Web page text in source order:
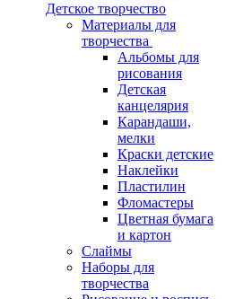
Детское творчество
Материалы для
творчества
Альбомы для
рисования
Детская
канцелярия
Карандаши,
мелки
Краски детские
Наклейки
Пластилин
Фломастеры
Цветная бумага
и картон
Слаймы
Наборы для
творчества